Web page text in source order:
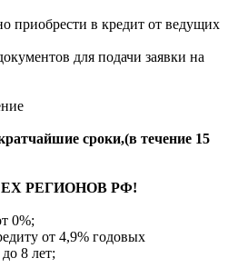
приобрести в кредит от ведущих
для подачи заявки на
сроки,(в течение 15
РЕГИОНОВ РФ!
0%;
от 4,9% годовых
8 лет;